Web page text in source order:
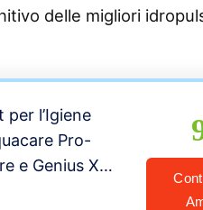
delle migliori
l’Igiene
Pro-
e Genius X